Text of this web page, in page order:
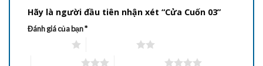
Hãy là người đầu tiên nhận xét “Cửa Cuốn 03”
Đánh giá của bạn*